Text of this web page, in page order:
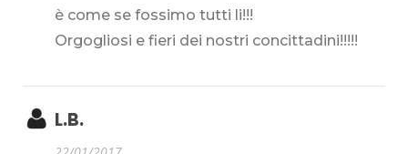
è come se fossimo tutti li!!!
Orgogliosi e fieri dei nostri concittadini!!!!!
L.B.